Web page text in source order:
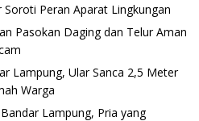
Peran Aparat Lingkungan
Pasokan Daging dan Telur Aman
Lampung, Ular Sanca 2,5 Meter
Warga
Lampung, Pria yang